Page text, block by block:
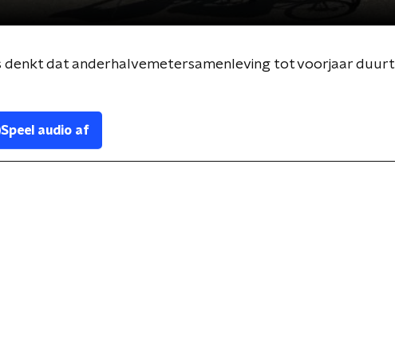
denkt dat anderhalvemetersamenleving tot voorjaar duurt
Speel audio af